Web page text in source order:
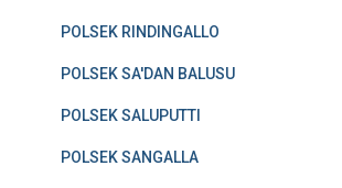
POLSEK RINDINGALLO
POLSEK SA'DAN BALUSU
POLSEK SALUPUTTI
POLSEK SANGALLA